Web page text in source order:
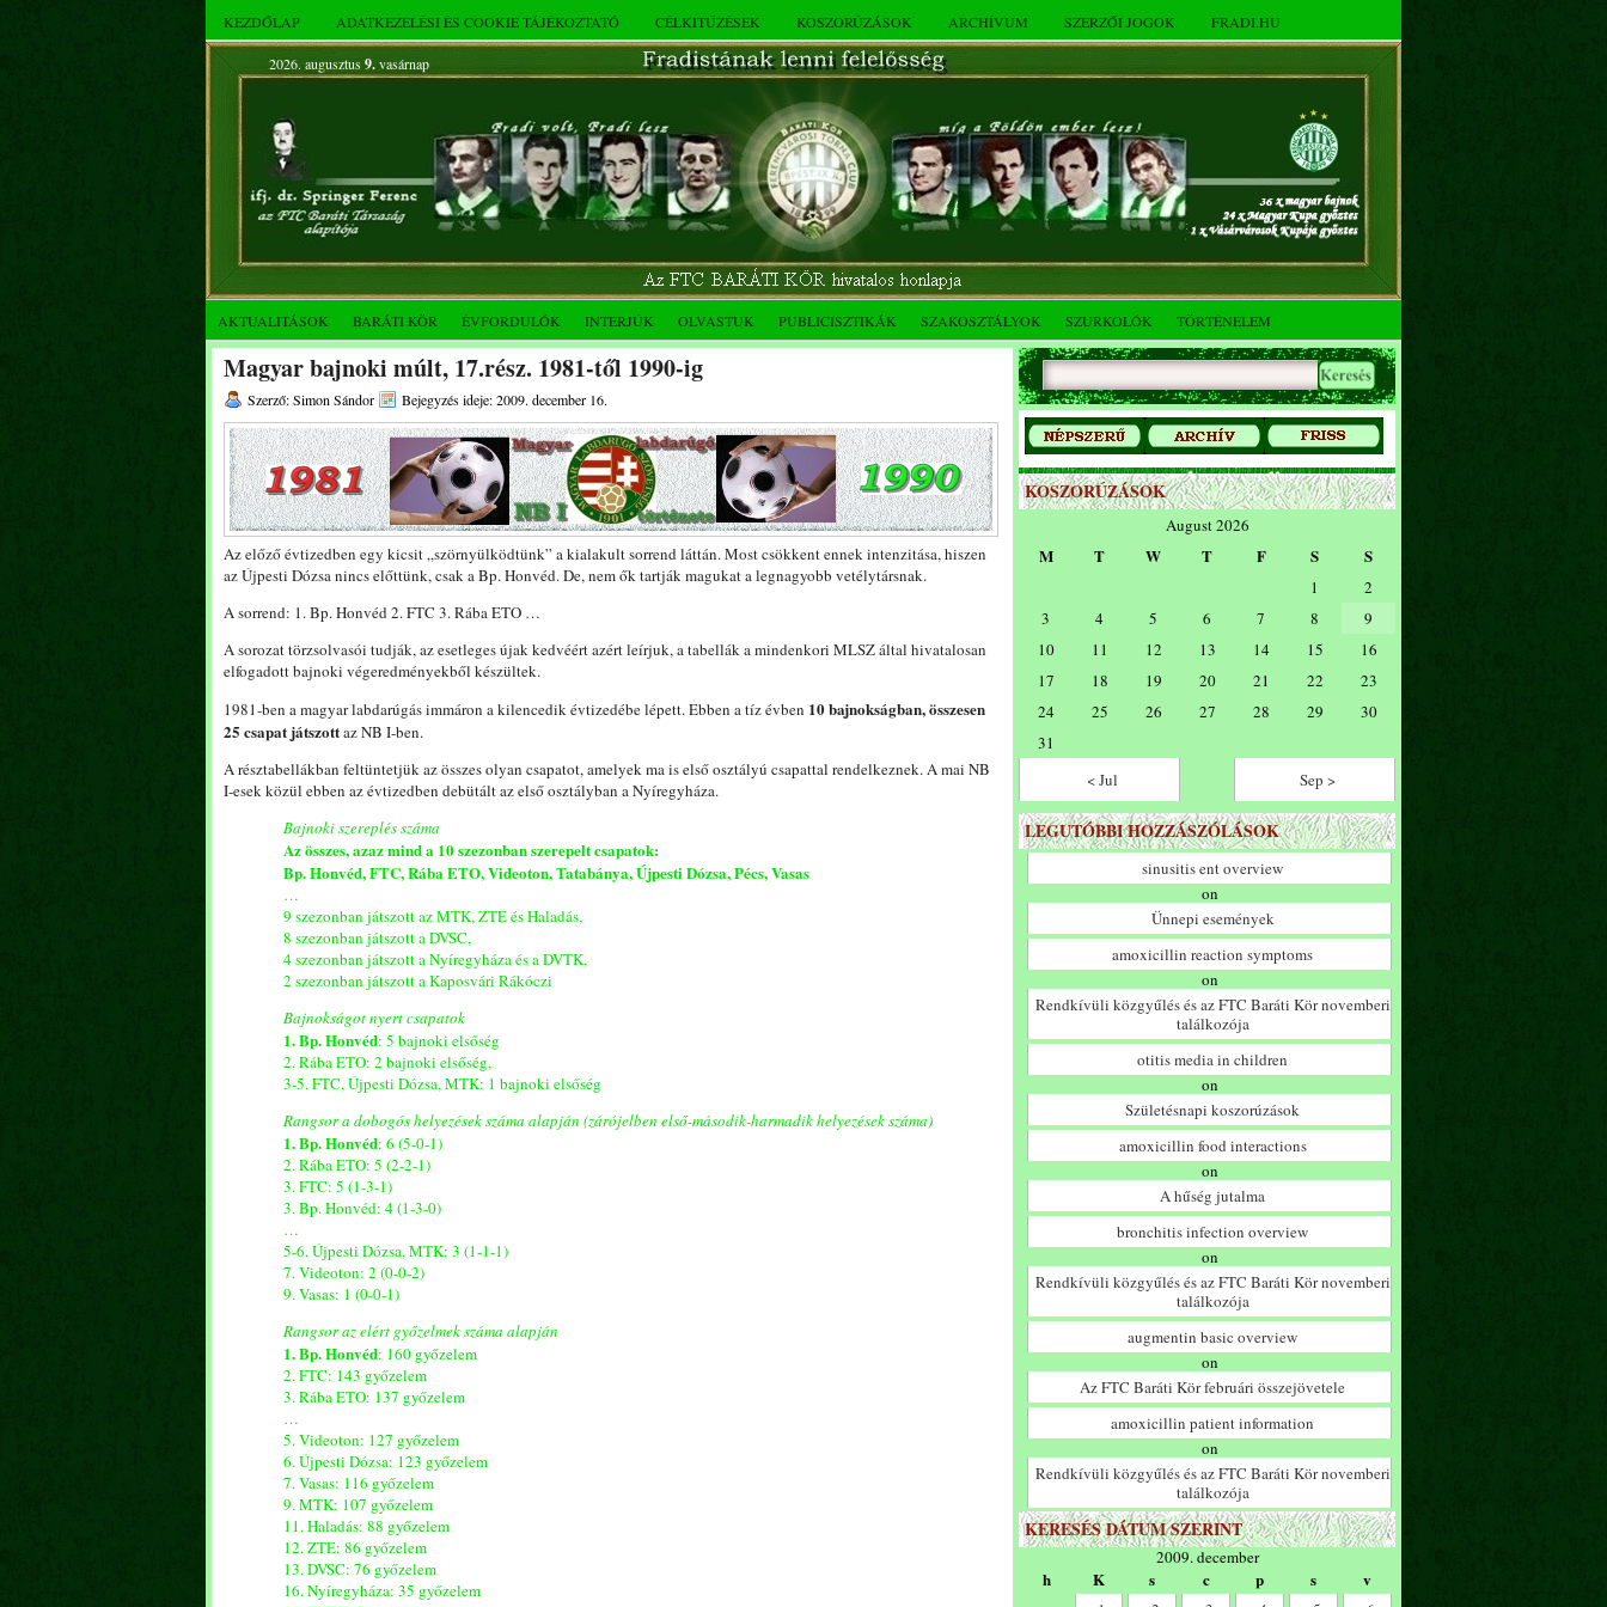
KEZDŐLAP ADATKEZELÉSI ÉS COOKIE TÁJÉKOZTATÓ CÉLKITŰZÉSEK KOSZORÚZÁSOK ARCHÍVUM SZERZŐI JOGOK FRADI.HU
2026. augusztus 9.vasárnap
AKTUALITÁSOK BARÁTI KÖR ÉVFORDULÓK INTERJÚK OLVASTUK PUBLICISZTIKÁK SZAKOSZTÁLYOK SZURKOLÓK TÖRTÉNELEM
Magyar bajnoki múlt, 17.rész. 1981-től 1990-ig
Szerző: Simon Sándor Bejegyzés ideje: 2009. december 16.
Az előző évtizedben egy kicsit „szörnyülködtünk” a kialakult sorrend láttán. Most csökkent ennek intenzitása, hiszen
az Újpesti Dózsa nincs előttünk, csak a Bp. Honvéd. De, nem ők tartják magukat a legnagyobb vetélytársnak.
A sorrend: 1. Bp. Honvéd 2. FTC 3. Rába ETO …
A sorozat törzsolvasói tudják, az esetleges újak kedvéért azért leírjuk, a tabellák a mindenkori MLSZ által hivatalosan
elfogadott bajnoki végeredményekből készültek.
1981-ben a magyar labdarúgás immáron a kilencedik évtizedébe lépett. Ebben a tíz évben 10 bajnokságban, összesen
25 csapat játszottaz NB I-ben.
A résztabellákban feltüntetjük az összes olyan csapatot, amelyek ma is első osztályú csapattal rendelkeznek. A mai NB
I-esek közül ebben az évtizedben debütált az első osztályban a Nyíregyháza.
Bajnoki szereplés száma
Az összes, azaz mind a 10 szezonban szerepelt csapatok:
Bp. Honvéd, FTC, Rába ETO, Videoton, Tatabánya, Újpesti Dózsa, Pécs, Vasas
…
9 szezonban játszott az MTK, ZTE és Haladás,
8 szezonban játszott a DVSC,
4 szezonban játszott a Nyíregyháza és a DVTK,
2 szezonban játszott a Kaposvári Rákóczi
Bajnokságot nyert csapatok
1. Bp. Honvéd: 5 bajnoki elsőség
2. Rába ETO: 2 bajnoki elsőség,
3-5. FTC, Újpesti Dózsa, MTK: 1 bajnoki elsőség
Rangsor a dobogós helyezések száma alapján (zárójelben első-második-harmadik helyezések száma)
1. Bp. Honvéd: 6 (5-0-1)
2. Rába ETO: 5 (2-2-1)
3. FTC: 5 (1-3-1)
3. Bp. Honvéd: 4 (1-3-0)
…
5-6. Újpesti Dózsa, MTK: 3 (1-1-1)
7. Videoton: 2 (0-0-2)
9. Vasas: 1 (0-0-1)
Rangsor az elért győzelmek száma alapján
1. Bp. Honvéd: 160 győzelem
2. FTC: 143 győzelem
3. Rába ETO: 137 győzelem
…
5. Videoton: 127 győzelem
6. Újpesti Dózsa: 123 győzelem
7. Vasas: 116 győzelem
9. MTK: 107 győzelem
11. Haladás: 88 győzelem
12. ZTE: 86 győzelem
13. DVSC: 76 győzelem
16. Nyíregyháza: 35 győzelem
KOSZORÚZÁSOK
August 2026
M T W T F S S
1
2
3
4 5 6 7 8
9
10
11 12 13 14 15
16
17
18 19 20 21 22
23
24
25 26 27 28 29
30
31
< Jul
Sep >
LEGUTÓBBI HOZZÁSZÓLÁSOK
sinusitis ent overview
on
Ünnepi események
amoxicillin reaction symptoms
on
Rendkívüli közgyűlés és az FTC Baráti Kör novemberi
találkozója
otitis media in children
on
Születésnapi koszorúzások
amoxicillin food interactions
on
A hűség jutalma
bronchitis infection overview
on
Rendkívüli közgyűlés és az FTC Baráti Kör novemberi
találkozója
augmentin basic overview
on
Az FTC Baráti Kör februári összejövetele
amoxicillin patient information
on
Rendkívüli közgyűlés és az FTC Baráti Kör novemberi
találkozója
KERESÉS DÁTUM SZERINT
2009. december
h K s c p s v